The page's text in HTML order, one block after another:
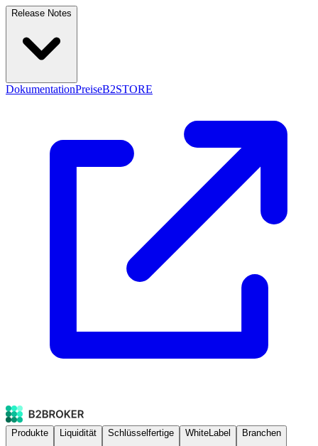
Release Notes
DokumentationPreiseB2STORE
Produkte Liquidität Schlüsselfertige WhiteLabel Branchen